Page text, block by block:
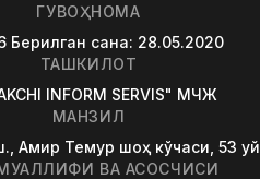
ГУВОҲНОМА
Берилган сана: 28.05.2020
ТАШКИЛОТ
INFORM SERVIS" МЧЖ
МАНЗИЛ
Амир Темур шоҳ кўчаси, 53 уй
ВА АСОСЧИСИ